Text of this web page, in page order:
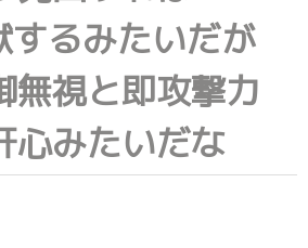
するみたいだが
無視と即攻撃力
心みたいだな